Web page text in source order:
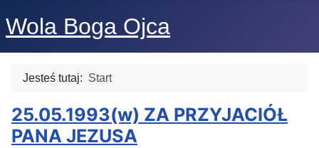
Wola Boga Ojca
Jesteś tutaj: Start
25.05.1993(w) ZA PRZYJACIÓŁ
PANA JEZUSA